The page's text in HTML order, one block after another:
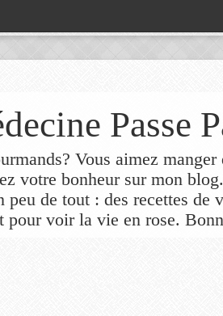
Passe
Vous aimez
votre bonheur sur mon
peu de tout : des recettes de
pour voir la vie en rose.